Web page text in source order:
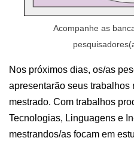
Acompanhe as
Nos próximos dias, os/as
apresentarão seus
mestrado. Com trabalhos
Tecnologias, Linguagens e
mestrandos/as focam em